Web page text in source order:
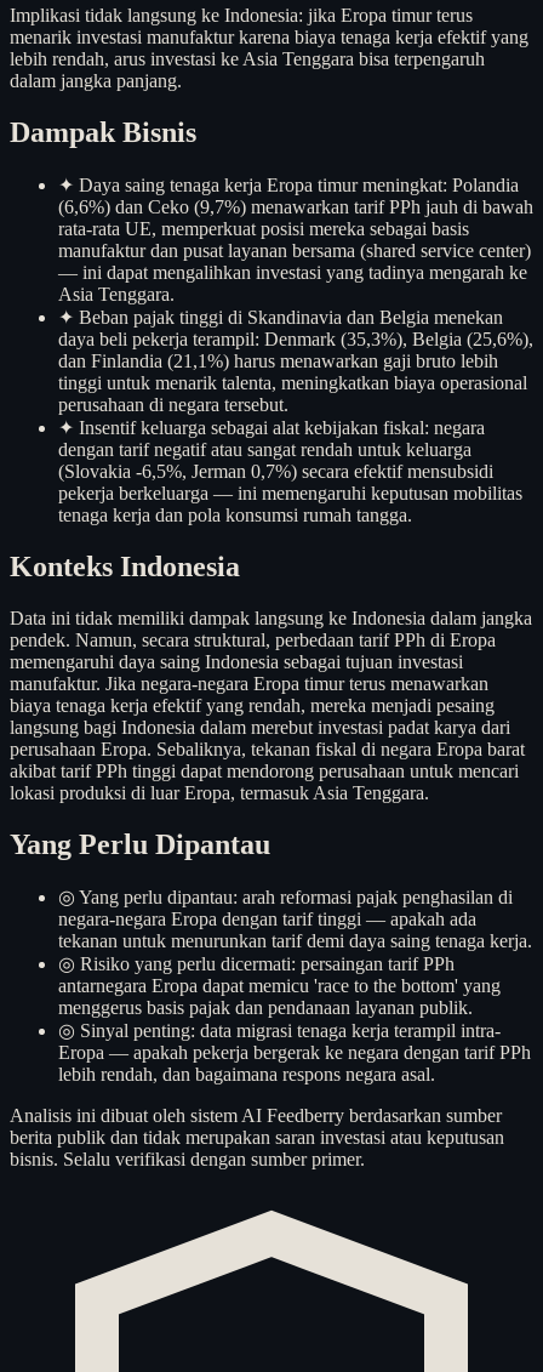
Implikasi tidak langsung ke Indonesia: jika Eropa timur terus
menarik investasi manufaktur karena biaya tenaga kerja efektif yang
lebih rendah, arus investasi ke Asia Tenggara bisa terpengaruh
dalam jangka panjang.
Dampak Bisnis
✦ Daya saing tenaga kerja Eropa timur meningkat: Polandia
(6,6%) dan Ceko (9,7%) menawarkan tarif PPh jauh di bawah
rata-rata UE, memperkuat posisi mereka sebagai basis
manufaktur dan pusat layanan bersama (shared service center)
— ini dapat mengalihkan investasi yang tadinya mengarah ke
Asia Tenggara.
✦ Beban pajak tinggi di Skandinavia dan Belgia menekan
daya beli pekerja terampil: Denmark (35,3%), Belgia (25,6%),
dan Finlandia (21,1%) harus menawarkan gaji bruto lebih
tinggi untuk menarik talenta, meningkatkan biaya operasional
perusahaan di negara tersebut.
✦ Insentif keluarga sebagai alat kebijakan fiskal: negara
dengan tarif negatif atau sangat rendah untuk keluarga
(Slovakia -6,5%, Jerman 0,7%) secara efektif mensubsidi
pekerja berkeluarga — ini memengaruhi keputusan mobilitas
tenaga kerja dan pola konsumsi rumah tangga.
Konteks Indonesia
Data ini tidak memiliki dampak langsung ke Indonesia dalam jangka
pendek. Namun, secara struktural, perbedaan tarif PPh di Eropa
memengaruhi daya saing Indonesia sebagai tujuan investasi
manufaktur. Jika negara-negara Eropa timur terus menawarkan
biaya tenaga kerja efektif yang rendah, mereka menjadi pesaing
langsung bagi Indonesia dalam merebut investasi padat karya dari
perusahaan Eropa. Sebaliknya, tekanan fiskal di negara Eropa barat
akibat tarif PPh tinggi dapat mendorong perusahaan untuk mencari
lokasi produksi di luar Eropa, termasuk Asia Tenggara.
Yang Perlu Dipantau
◎ Yang perlu dipantau: arah reformasi pajak penghasilan di
negara-negara Eropa dengan tarif tinggi — apakah ada
tekanan untuk menurunkan tarif demi daya saing tenaga kerja.
◎ Risiko yang perlu dicermati: persaingan tarif PPh
antarnegara Eropa dapat memicu 'race to the bottom' yang
menggerus basis pajak dan pendanaan layanan publik.
◎ Sinyal penting: data migrasi tenaga kerja terampil intra-
Eropa — apakah pekerja bergerak ke negara dengan tarif PPh
lebih rendah, dan bagaimana respons negara asal.
Analisis ini dibuat oleh sistem AI Feedberry berdasarkan sumber
berita publik dan tidak merupakan saran investasi atau keputusan
bisnis. Selalu verifikasi dengan sumber primer.